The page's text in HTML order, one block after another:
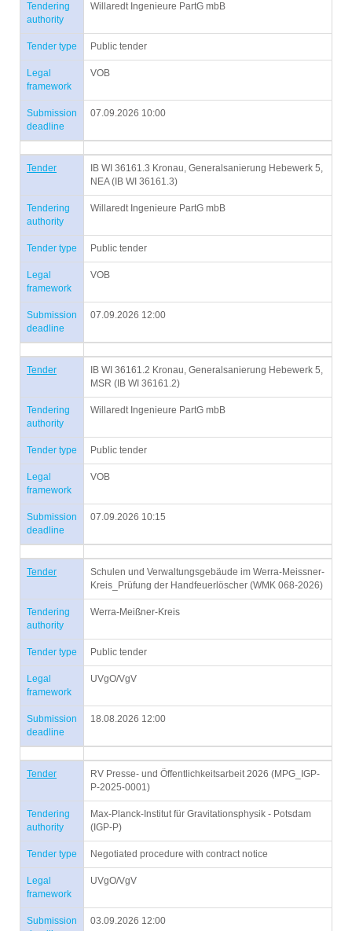
Tendering
authority
Willaredt Ingenieure PartG mbB
Tender type Public tender
Legal
framework
VOB
Submission
deadline
07.09.2026 10:00
Tender
IB WI 36161.3 Kronau, Generalsanierung Hebewerk 5,
NEA (IB WI 36161.3)
Tendering
authority
Willaredt Ingenieure PartG mbB
Tender type Public tender
Legal
framework
VOB
Submission
deadline
07.09.2026 12:00
Tender
IB WI 36161.2 Kronau, Generalsanierung Hebewerk 5,
MSR (IB WI 36161.2)
Tendering
authority
Willaredt Ingenieure PartG mbB
Tender type Public tender
Legal
framework
VOB
Submission
deadline
07.09.2026 10:15
Tender
Schulen und Verwaltungsgebäude im Werra-Meissner-
Kreis_Prüfung der Handfeuerlöscher (WMK 068-2026)
Tendering
authority
Werra-Meißner-Kreis
Tender type Public tender
Legal
framework
UVgO/VgV
Submission
deadline
18.08.2026 12:00
Tender
RV Presse- und Öffentlichkeitsarbeit 2026 (MPG_IGP-
P-2025-0001)
Tendering
authority
Max-Planck-Institut für Gravitationsphysik - Potsdam
(IGP-P)
Tender type Negotiated procedure with contract notice
Legal
framework
UVgO/VgV
Submission
03.09.2026 12:00